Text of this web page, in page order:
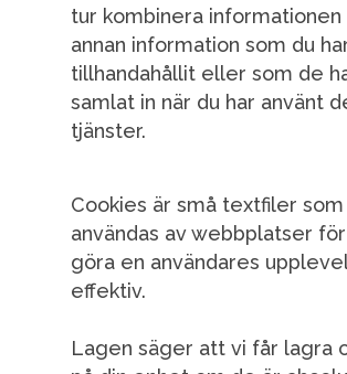
tur kombinera informationen
annan information som du
tillhandahållit eller som de
samlat in när du har använt
tjänster.
Cookies är små textfiler som
användas av webbplatser
göra en användares
effektiv.
Lagen säger att vi får lagra